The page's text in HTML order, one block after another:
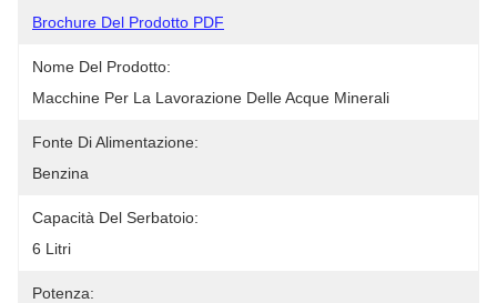
Brochure Del Prodotto PDF
Nome Del Prodotto:
Macchine Per La Lavorazione Delle Acque Minerali
Fonte Di Alimentazione:
Benzina
Capacità Del Serbatoio:
6 Litri
Potenza: